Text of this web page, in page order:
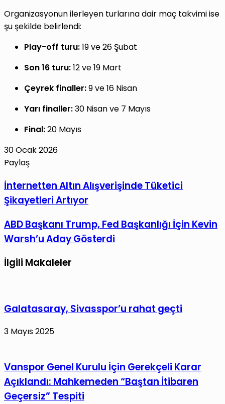
Organizasyonun ilerleyen turlarına dair maç takvimi ise
şu şekilde belirlendi:
Play-off turu:19 ve 26 Şubat
Son 16 turu:12 ve 19 Mart
Çeyrek finaller:9 ve 16 Nisan
Yarı finaller:30 Nisan ve 7 Mayıs
Final:20 Mayıs
30 Ocak 2026
Paylaş
Posta
ile
İnternetten
Altın
Alışverişinde
Tüketici
Şikayetleri
Artıyor
İnternetten Altın Alışverişinde Tüketici
Şikayetleri Artıyor
ABD
Başkanı
Fed
Warsh’u
Gösterdi
ABD Başkanı Trump, Fed Başkanlığı İçin Kevin
Warsh’u Aday Gösterdi
İlgili Makaleler
Galatasaray, Sivasspor’u rahat geçti
3 Mayıs 2025
Vanspor Genel Kurulu İçin Gerekçeli Karar
Açıklandı: Mahkemeden “Baştan İtibaren
Geçersiz” Tespiti